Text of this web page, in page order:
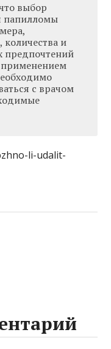
выбор
папилломы
и
предпочтений
с врачом
li-udalit-